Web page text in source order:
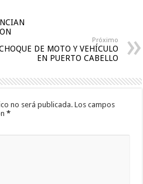
Próximo
DE MOTO Y VEHÍCULO
EN PUERTO CABELLO
no será publicada. Los campos
*